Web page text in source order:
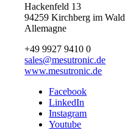
Hackenfeld 13
94259 Kirchberg im Wald
Allemagne
+49 9927 9410 0
sales@mesutronic.de
www.mesutronic.de
Facebook
LinkedIn
Instagram
Youtube